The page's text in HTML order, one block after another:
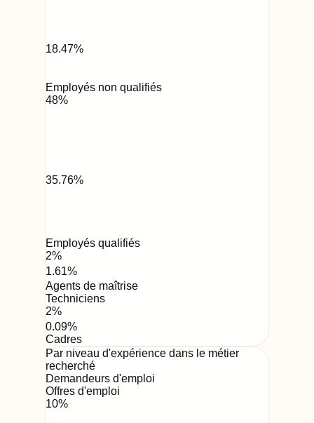
18.47%
Employés non qualifiés
48%
35.76%
Employés qualifiés
2%
1.61%
Agents de maîtrise
Techniciens
2%
0.09%
Cadres
Par niveau d'expérience dans le métier
recherché
Demandeurs d'emploi
Offres d'emploi
10%